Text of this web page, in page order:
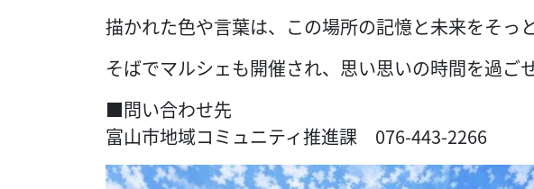
描かれた色や言葉は、この場所の記憶と未来をそっ
そばでマルシェも開催され、思い思いの時間を過ごせ
■問い合わせ先
富山市地域コミュニティ推進課 076-443-2266